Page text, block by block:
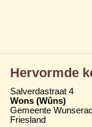
Hervormde
Salverdastraat 4
Wons (Wûns)
Gemeente
Friesland